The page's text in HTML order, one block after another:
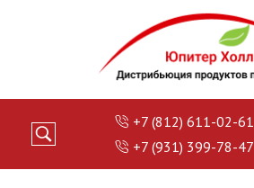
+7 (812) 611-02-61
+7 (931) 399-78-47